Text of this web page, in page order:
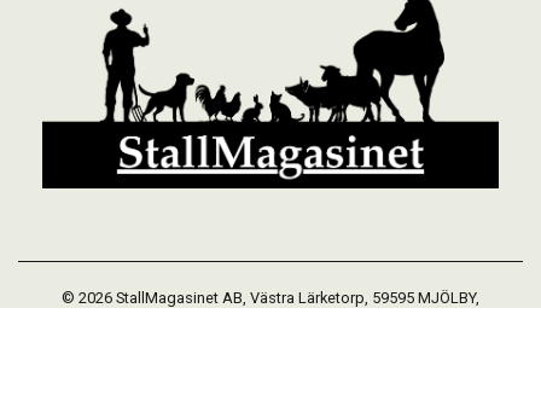
© 2026 StallMagasinet AB, Västra Lärketorp, 59595 MJÖLBY,